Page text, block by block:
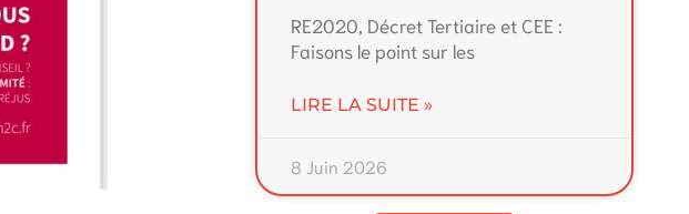
RE2020, Décret Tertiaire et CEE :
Faisons le point sur les
LIRE LA SUITE »
8 Juin 2026